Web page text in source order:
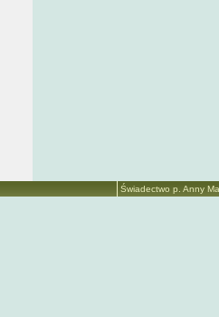
Świadectwo p. Anny